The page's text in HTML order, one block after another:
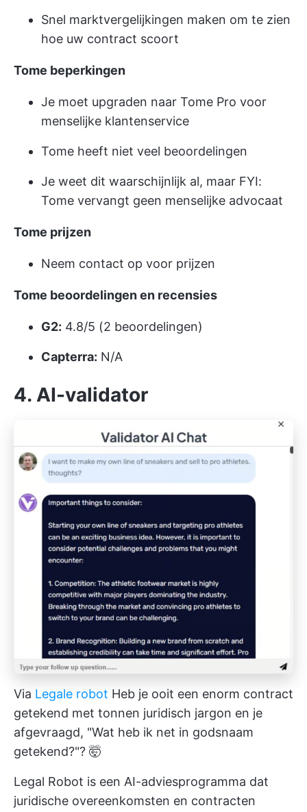
Snel marktvergelijkingen maken om te zien
hoe uw contract scoort
Tome beperkingen
Je moet upgraden naar Tome Pro voor
menselijke klantenservice
Tome heeft niet veel beoordelingen
Je weet dit waarschijnlijk al, maar FYI:
Tome vervangt geen menselijke advocaat
Tome prijzen
Neem contact op voor prijzen
Tome beoordelingen en recensies
G2: 4.8/5 (2 beoordelingen)
Capterra: N/A
4. AI-validator
Via Legale robot Heb je ooit een enorm contract
getekend met tonnen juridisch jargon en je
afgevraagd, "Wat heb ik net in godsnaam
getekend?"? 🤯
Legal Robot is een AI-adviesprogramma dat
juridische overeenkomsten en contracten